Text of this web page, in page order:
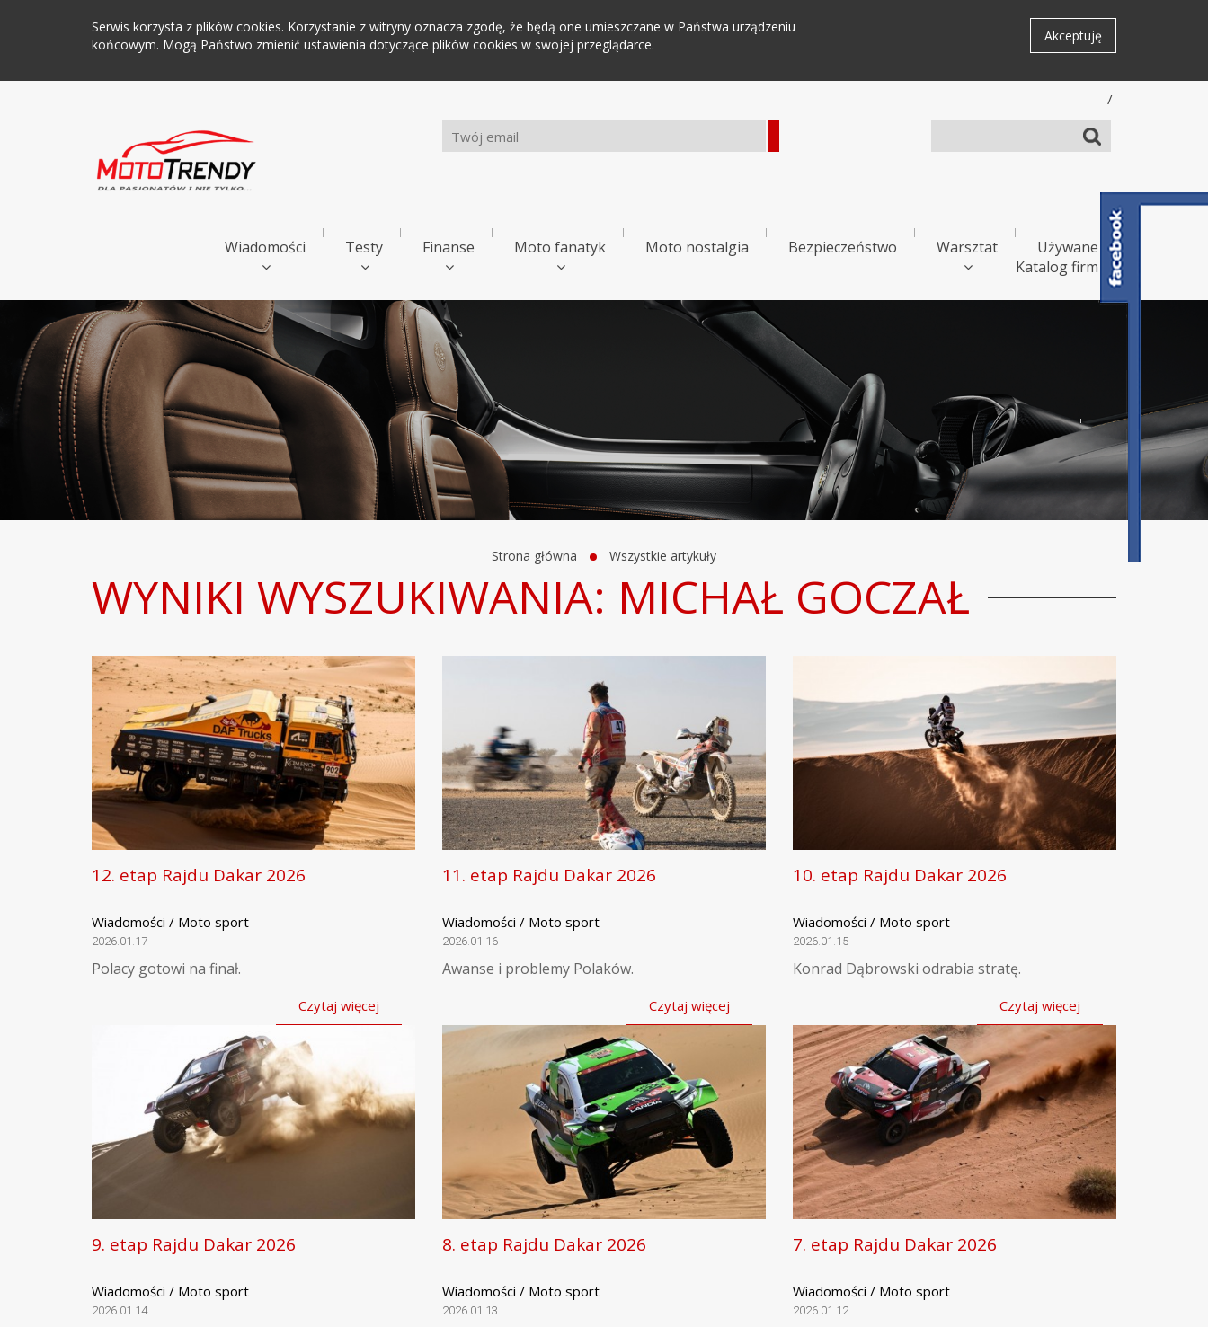
Serwis korzysta z plików cookies. Korzystanie z witryny oznacza zgodę, że będą one umieszczane w Państwa urządzeniu
końcowym. Mogą Państwo zmienić ustawienia dotyczące plików cookies w swojej przeglądarce.
Akceptuję
/
Wiadomości Testy Finanse Moto fanatyk Moto nostalgia Bezpieczeństwo Warsztat
Używane
Katalog firm
Strona główna Wszystkie artykuły
WYNIKI WYSZUKIWANIA: MICHAŁ GOCZAŁ
12. etap Rajdu Dakar 2026
Wiadomości / Moto sport
2026.01.17
Polacy gotowi na finał.
Czytaj więcej
11. etap Rajdu Dakar 2026
Wiadomości / Moto sport
2026.01.16
Awanse i problemy Polaków.
Czytaj więcej
10. etap Rajdu Dakar 2026
Wiadomości / Moto sport
2026.01.15
Konrad Dąbrowski odrabia stratę.
Czytaj więcej
9. etap Rajdu Dakar 2026
Wiadomości / Moto sport
2026.01.14
8. etap Rajdu Dakar 2026
Wiadomości / Moto sport
2026.01.13
7. etap Rajdu Dakar 2026
Wiadomości / Moto sport
2026.01.12